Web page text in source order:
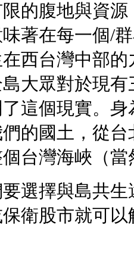
的腹地與資
著在每一個/
西台灣中部
大眾對於現
這個現實。
的國土，從
台灣海峽（
擇與島共生
衛股市就可